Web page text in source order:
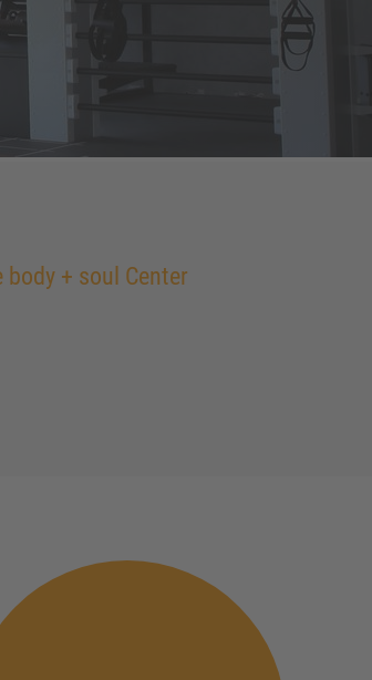
body + soul Center